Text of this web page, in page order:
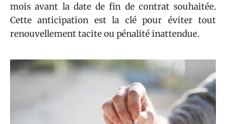
mois avant la date de fin de contrat souhaitée.
Cette anticipation est la clé pour éviter tout
renouvellement tacite ou pénalité inattendue.